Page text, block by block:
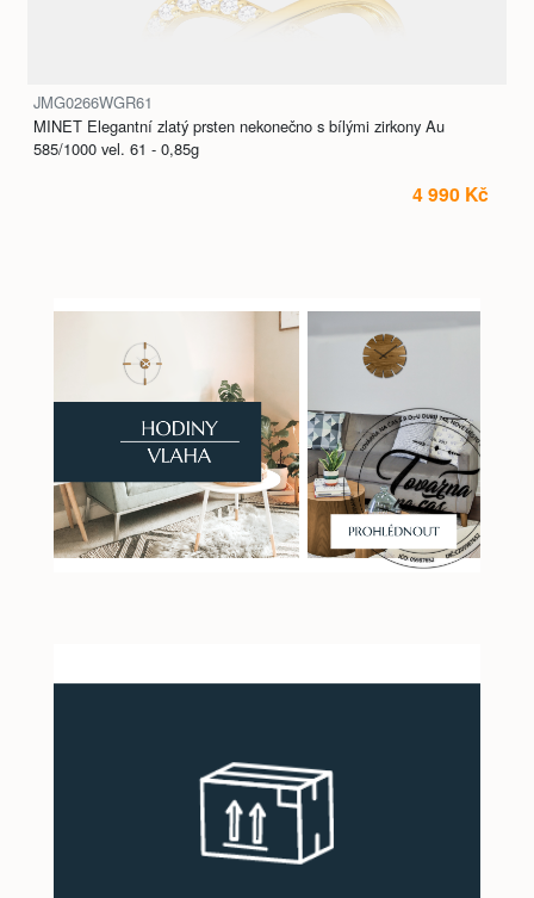
JMG0266WGR61
MINET Elegantní zlatý prsten nekonečno s bílými zirkony Au
585/1000 vel. 61 - 0,85g
4 990 Kč